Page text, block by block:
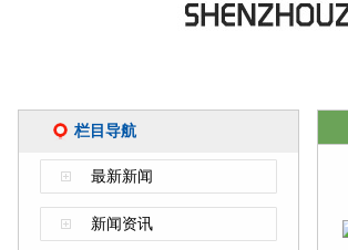
栏目导航
最新新闻
新闻资讯